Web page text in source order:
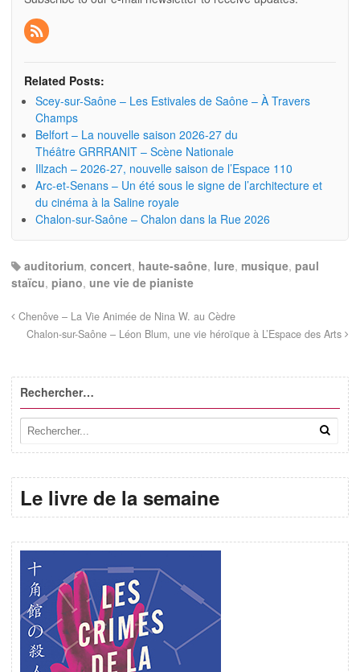
Related Posts:
Scey-sur-Saône – Les Estivales de Saône – À Travers
Champs
Belfort – La nouvelle saison 2026-27 du
Théâtre GRRRANIT – Scène Nationale
Illzach – 2026-27, nouvelle saison de l’Espace 110
Arc-et-Senans – Un été sous le signe de l’architecture et
du cinéma à la Saline royale
Chalon-sur-Saône – Chalon dans la Rue 2026
auditorium, concert, haute-saône, lure, musique, paul
staïcu, piano, une vie de pianiste
Chenôve – La Vie Animée de Nina W. au Cèdre
Chalon-sur-Saône – Léon Blum, une vie héroïque à L’Espace des Arts
Rechercher…
Le livre de la semaine